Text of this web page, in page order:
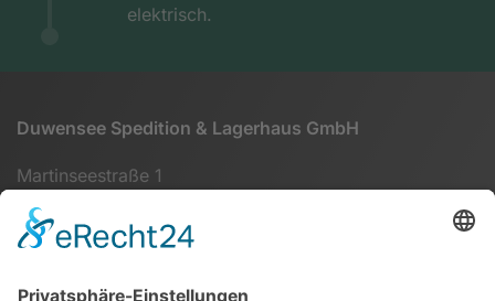
elektrisch.
Duwensee Spedition & Lagerhaus GmbH
Martinseestraße 1
+49 (0) 6104 64860 - 00